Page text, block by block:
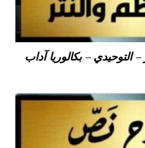
– بكالوريا آداب